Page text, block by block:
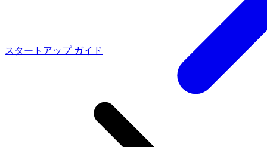
スタートアップ ガイド